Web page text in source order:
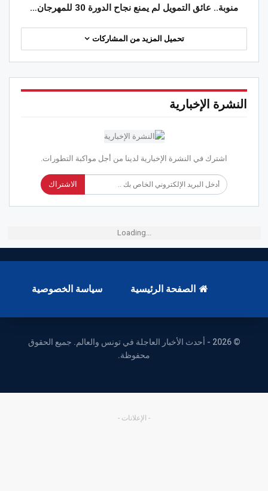
منوبة.. عائق التمويل لم يمنع نجاح الدورة 30 للمهرجان…
تحميل المزيد من المشاركات
النشرة الإخبارية
اشترك في النشرة الإخبارية لدينا من أجل مواكبة التطورات.
الاشتراك
Loading...
الصفحة الرئيسية سياسة الخصوصية
© 2026 - أحدث الأخبار العاجلة في تونس والعالم. جميع الحقوق
محفوظة.
- الإعلانات -